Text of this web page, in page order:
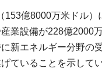
億8000万米ドル
業設備が228億2000
新エネルギー分野の
ていることを示してい